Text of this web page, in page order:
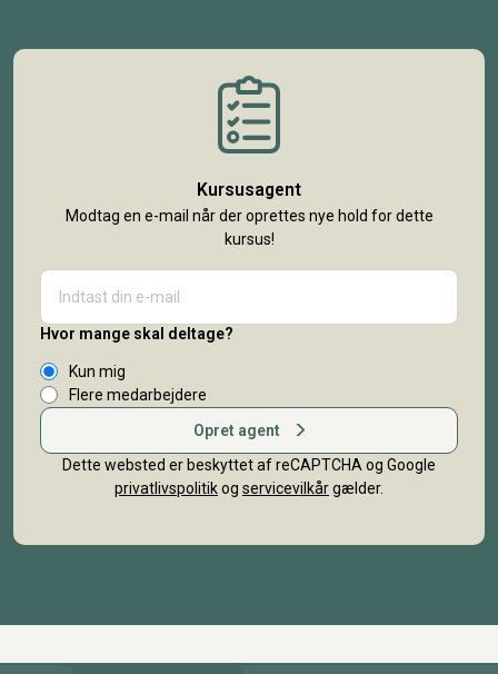
Kursusagent
Modtag en e-mail når der oprettes nye hold for dette
kursus!
Hvor mange skal deltage?
Kun mig
Flere medarbejdere
Opret agent
Dette websted er beskyttet af reCAPTCHA og Google
privatlivspolitikog servicevilkårgælder.